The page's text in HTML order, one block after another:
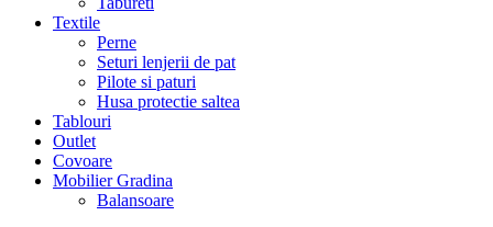
Textile
Perne
Seturi lenjerii de pat
Pilote si paturi
Husa protectie saltea
Tablouri
Outlet
Covoare
Mobilier Gradina
Balansoare